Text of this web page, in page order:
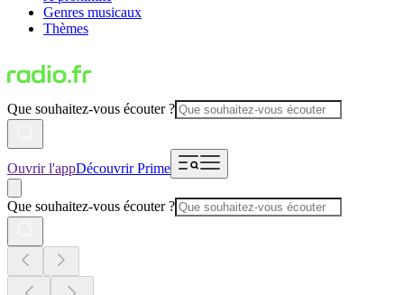
Genres musicaux
Thèmes
Que souhaitez-vous écouter ?
Ouvrir l'appDécouvrir Prime
Que souhaitez-vous écouter ?